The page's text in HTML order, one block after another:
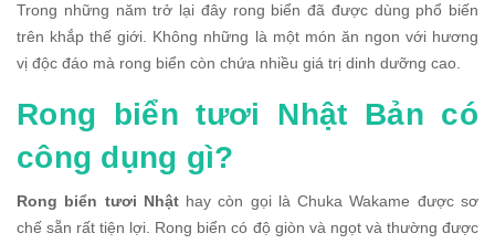
Trong những năm trở lại đây rong biển đã được dùng phổ biến
trên khắp thế giới. Không những là một món ăn ngon với hương
vị độc đáo mà rong biển còn chứa nhiều giá trị dinh dưỡng cao.
Rong biển tươi Nhật Bản có
công dụng gì?
Rong biển tươi Nhậthay còn gọi là Chuka Wakame được sơ
chế sẵn rất tiện lợi. Rong biển có độ giòn và ngọt và thường được